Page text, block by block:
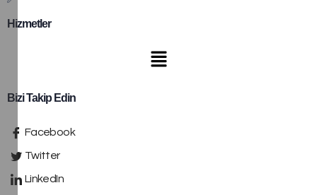
Hizmetler
Bizi Takip Edin
Facebook
Twitter
LinkedIn